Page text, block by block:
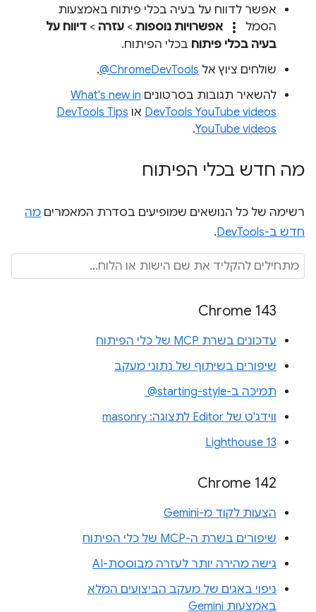
אפשר לדווח על בעיה בכלי פיתוח באמצעות
הסמל
more_vert אפשרויות נוספות > עזרה > דיווח על
בעיה בכלי פיתוח בכלי הפיתוח.
שולחים ציוץ אל ‎@ChromeDevTools
.
להשאיר תגובות בסרטונים What's new in
DevTools YouTube videos או DevTools Tips
YouTube videos
.
מה חדש בכלי הפיתוח
רשימה של כל הנושאים שמופיעים בסדרת המאמרים מה
חדש ב-DevTools
.
Chrome 143
עדכונים בשרת MCP של כלי הפיתוח
שיפורים בשיתוף של נתוני מעקב
תמיכה ב-‎ @starting-style
ווידג'ט של Editor לתצוגה: masonry
Lighthouse 13
Chrome 142
הצעות לקוד מ-Gemini
שיפורים בשרת ה-MCP של כלי הפיתוח
גישה מהירה יותר לעזרה מבוססת-AI
ניפוי באגים של מעקב הביצועים המלא
באמצעות Gemini